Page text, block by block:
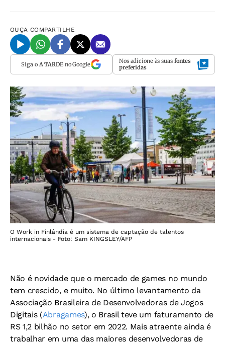
OUÇA COMPARTILHE
Siga o A TARDEno Google Nos adicione às suas fontes
preferidas
O Work in Finlândia é um sistema de captação de talentos
internacionais - Foto: Sam KINGSLEY/AFP
Não é novidade que o mercado de games no mundo
tem crescido, e muito. No último levantamento da
Associação Brasileira de Desenvolvedoras de Jogos
Digitais (Abragames), o Brasil teve um faturamento de
RS 1,2 bilhão no setor em 2022. Mais atraente ainda é
trabalhar em uma das maiores desenvolvedoras de